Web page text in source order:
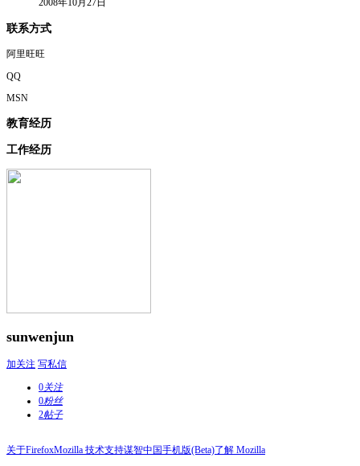
2008年10月27日
联系方式
阿里旺旺
QQ
MSN
教育经历
工作经历
sunwenjun
加关注 写私信
0关注
0粉丝
2帖子
关于FirefoxMozilla 技术支持谋智中国手机版(Beta)了解 Mozilla